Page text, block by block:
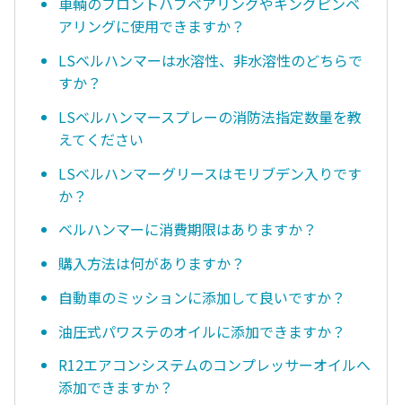
アリングに使用できますか？
LSベルハンマーは水溶性、非水溶性のどちらで
すか？
LSベルハンマースプレーの消防法指定数量を教
えてください
LSベルハンマーグリースはモリブデン入りです
か？
ベルハンマーに消費期限はありますか？
購入方法は何がありますか？
自動車のミッションに添加して良いですか？
油圧式パワステのオイルに添加できますか？
R12エアコンシステムのコンプレッサーオイルへ
添加できますか？